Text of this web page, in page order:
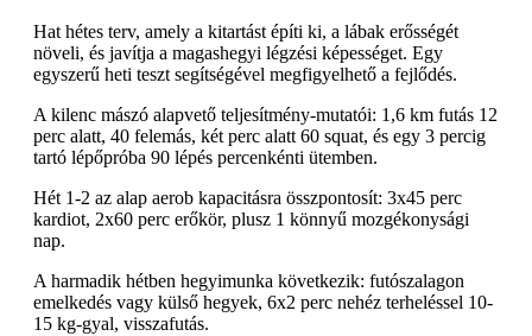
Hat hétes terv, amely a kitartást építi ki, a lábak erősségét
növeli, és javítja a magashegyi légzési képességet. Egy
egyszerű heti teszt segítségével megfigyelhető a fejlődés.
A kilenc mászó alapvető teljesítmény-mutatói: 1,6 km futás 12
perc alatt, 40 felemás, két perc alatt 60 squat, és egy 3 percig
tartó lépőpróba 90 lépés percenkénti ütemben.
Hét 1-2 az alap aerob kapacitásra összpontosít: 3x45 perc
kardiot, 2x60 perc erőkör, plusz 1 könnyű mozgékonysági
nap.
A harmadik hétben hegyimunka következik: futószalagon
emelkedés vagy külső hegyek, 6x2 perc nehéz terheléssel 10-
15 kg-gyal, visszafutás.